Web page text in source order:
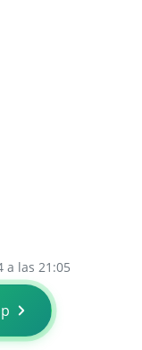
a las 21:05